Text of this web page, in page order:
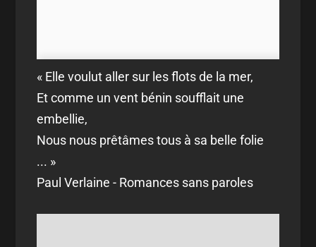
« Elle voulut aller sur les flots de la mer,
Et comme un vent bénin soufflait une
embellie,
Nous nous prêtâmes tous à sa belle folie
... »
Paul Verlaine - Romances sans paroles